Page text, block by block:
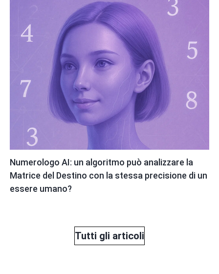
Numerologo AI: un algoritmo può analizzare la
Matrice del Destino con la stessa precisione di un
essere umano?
Tutti gli articoli